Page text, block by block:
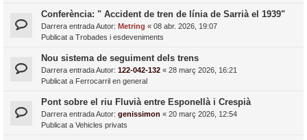
Conferència: " Accident de tren de línia de Sarrià el 1939"
Darrera entrada Autor: Metring « 08 abr. 2026, 19:07
Publicat a Trobades i esdeveniments
Nou sistema de seguiment dels trens
Darrera entrada Autor: 122-042-132 « 28 març 2026, 16:21
Publicat a Ferrocarril en general
Pont sobre el riu Fluvià entre Esponellà i Crespià
Darrera entrada Autor: genissimon « 20 març 2026, 12:54
Publicat a Vehicles privats